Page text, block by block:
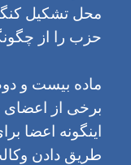
محل تشکیل
حزب را از
ماده بیست و
برخی از اعضای
اینگونه اعضا
طریق دادن